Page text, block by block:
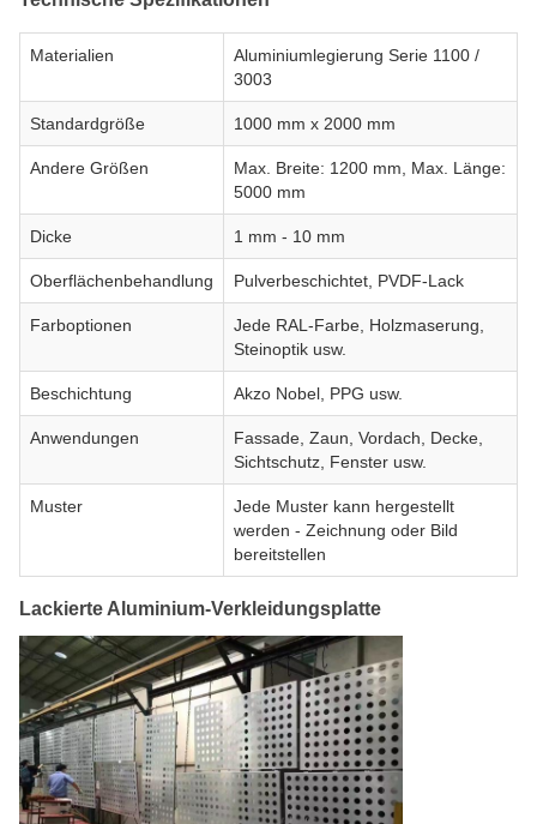
Materialien
Aluminiumlegierung Serie 1100 /
3003
Standardgröße 1000 mm x 2000 mm
Andere Größen
Max. Breite: 1200 mm, Max. Länge:
5000 mm
Dicke 1 mm - 10 mm
Oberflächenbehandlung Pulverbeschichtet, PVDF-Lack
Farboptionen
Jede RAL-Farbe, Holzmaserung,
Steinoptik usw.
Beschichtung Akzo Nobel, PPG usw.
Anwendungen
Fassade, Zaun, Vordach, Decke,
Sichtschutz, Fenster usw.
Muster
Jede Muster kann hergestellt
werden - Zeichnung oder Bild
bereitstellen
Lackierte Aluminium-Verkleidungsplatte